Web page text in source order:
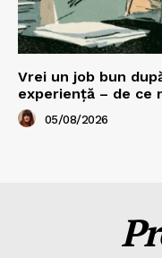
Vrei un job bun
experiență – de ce
05/08/2026